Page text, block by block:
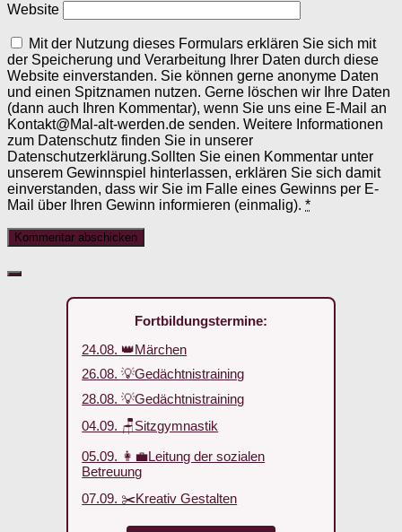
Website
Mit der Nutzung dieses Formulars erklären Sie sich mit
der Speicherung und Verarbeitung Ihrer Daten durch diese
Website einverstanden. Sie können gerne anonyme Daten
und einen Spitznamen nutzen. Gerne löschen wir Ihre Daten
(dann auch Ihren Kommentar), wenn Sie uns eine E-Mail an
Kontakt@Mal-alt-werden.de senden. Weitere Informationen
zum Datenschutz finden Sie in unserer
Datenschutzerklärung.Sollten Sie einen Kommentar unter
unserem Gewinnspiel hinterlassen, erklären Sie sich damit
einverstanden, dass wir Sie im Falle eines Gewinns per E-
Mail über Ihren Gewinn informieren (einmalig). *
Fortbildungstermine:
24.08. 👑Märchen
26.08. 💡Gedächtnistraining
28.08. 💡Gedächtnistraining
04.09. 🪑Sitzgymnastik
05.09. 👩‍💼Leitung der sozialen
Betreuung
07.09. ✂️Kreativ Gestalten